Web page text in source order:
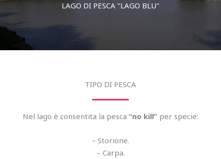
LAGO DI PESCA "LAGO BLU"
TIPO DI PESCA
Nel lago è consentita la pesca “no kill” per specie:
– Storione.
– Carpa.